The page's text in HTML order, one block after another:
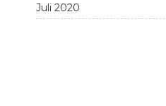
Juli 2020